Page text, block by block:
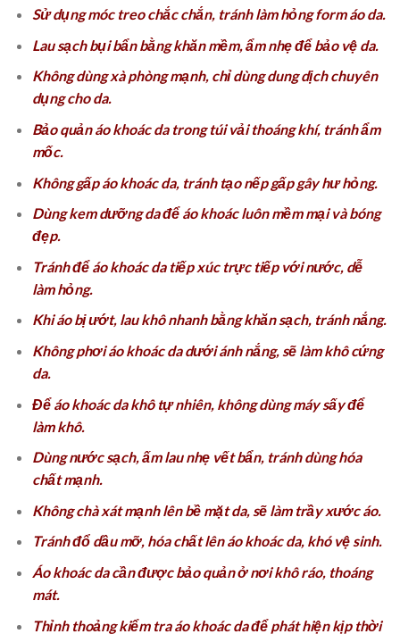
Sử dụng móc treo chắc chắn, tránh làm hỏng form áo da.
Lau sạch bụi bẩn bằng khăn mềm, ẩm nhẹ để bảo vệ da.
Không dùng xà phòng mạnh, chỉ dùng dung dịch chuyên
dụng cho da.
Bảo quản áo khoác da trong túi vải thoáng khí, tránh ẩm
mốc.
Không gấp áo khoác da, tránh tạo nếp gấp gây hư hỏng.
Dùng kem dưỡng da để áo khoác luôn mềm mại và bóng
đẹp.
Tránh để áo khoác da tiếp xúc trực tiếp với nước, dễ
làm hỏng.
Khi áo bị ướt, lau khô nhanh bằng khăn sạch, tránh nắng.
Không phơi áo khoác da dưới ánh nắng, sẽ làm khô cứng
da.
Để áo khoác da khô tự nhiên, không dùng máy sấy để
làm khô.
Dùng nước sạch, ấm lau nhẹ vết bẩn, tránh dùng hóa
chất mạnh.
Không chà xát mạnh lên bề mặt da, sẽ làm trầy xước áo.
Tránh đổ dầu mỡ, hóa chất lên áo khoác da, khó vệ sinh.
Áo khoác da cần được bảo quản ở nơi khô ráo, thoáng
mát.
Thỉnh thoảng kiểm tra áo khoác da để phát hiện kịp thời